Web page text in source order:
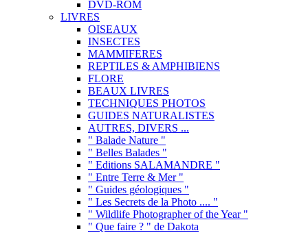
DVD-ROM
LIVRES
OISEAUX
INSECTES
MAMMIFERES
REPTILES & AMPHIBIENS
FLORE
BEAUX LIVRES
TECHNIQUES PHOTOS
GUIDES NATURALISTES
AUTRES, DIVERS ...
" Balade Nature "
" Belles Balades "
" Editions SALAMANDRE "
" Entre Terre & Mer "
" Guides géologiques "
" Les Secrets de la Photo .... "
" Wildlife Photographer of the Year "
" Que faire ? " de Dakota